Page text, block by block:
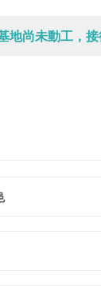
地尚未動工，